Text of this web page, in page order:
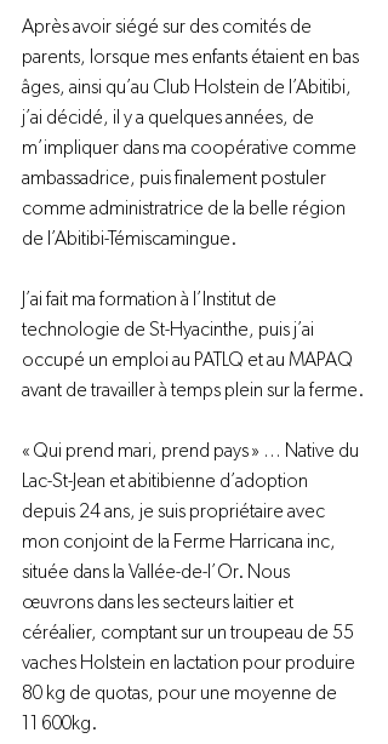
Après avoir siégé sur des comités de
parents, lorsque mes enfants étaient en bas
âges, ainsi qu’au Club Holstein de l’Abitibi,
j’ai décidé, il y a quelques années, de
m’impliquer dans ma coopérative comme
ambassadrice, puis finalement postuler
comme administratrice de la belle région
de l’Abitibi-Témiscamingue.
J’ai fait ma formation à l’Institut de
technologie de St-Hyacinthe, puis j’ai
occupé un emploi au PATLQ et au MAPAQ
avant de travailler à temps plein sur la ferme.
« Qui prend mari, prend pays » … Native du
Lac-St-Jean et abitibienne d’adoption
depuis 24 ans, je suis propriétaire avec
mon conjoint de la Ferme Harricana inc,
située dans la Vallée-de-l’Or. Nous
œuvrons dans les secteurs laitier et
céréalier, comptant sur un troupeau de 55
vaches Holstein en lactation pour produire
80 kg de quotas, pour une moyenne de
11 600kg.